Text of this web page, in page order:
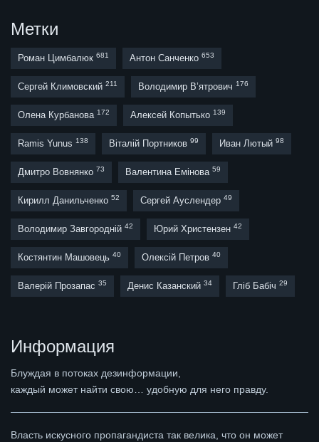
Метки
Роман Цимбалюк 681 Антон Санченко 653
Сергей Климовский 211 Володимир В’ятрович 176
Олена Курбанова 172 Алексей Копытько 139
Ramis Yunus 138 Віталій Портников 99 Иван Лютый 98
Дмитро Вовнянко 73 Валентина Емінова 59
Кирилл Данильченко 52 Сергей Ауслендер 49
Володимир Завгородній 42 Юрий Христензен 42
Костянтин Машовець 40 Олексій Петров 40
Валерій Прозапас 35 Денис Казанский 34 Гліб Бабіч 29
Информация
Блуждая в потоках дезинформации,
каждый может найти свою… удобную для него правду.
Власть искусного пропагандиста так велика, что он может